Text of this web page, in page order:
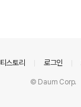
티스토리 로그인
© Daum Corp.